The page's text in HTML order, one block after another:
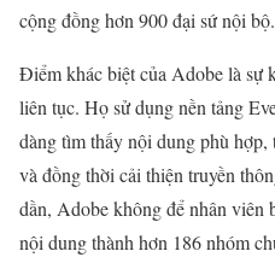
cộng đồng hơn 900 đại sứ nội bộ.
Điểm khác biệt của Adobe là sự
liên tục. Họ sử dụng nền tảng
dàng tìm thấy nội dung phù hợp,
và đồng thời cải thiện truyền
dần, Adobe không để nhân viên
nội dung thành hơn 186 nhóm